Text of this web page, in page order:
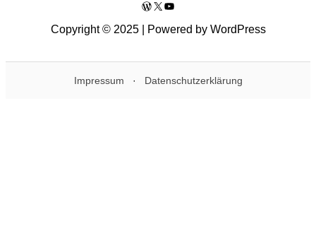
WordPress
X YouTube
Copyright © 2025 | Powered by WordPress
Impressum · Datenschutzerklärung